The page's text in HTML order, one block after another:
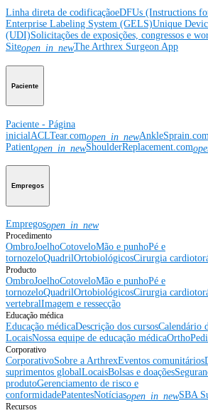
Linha direta de codificaçãoeDFUs (Instructions
Enterprise Labeling System (GELS)Unique
(UDI)Solicitações de exposições, congressos e
Siteopen_in_newThe Arthrex Surgeon App
Paciente
Paciente - Página
inicial ACLTear.comopen_in_newAnkleSprain.com
Patientopen_in_newShoulderReplacement.com
Empregos
Empregosopen_in_new
Procedimento
OmbroJoelhoCotoveloMão e punhoPé e
tornozeloQuadrilOrtobiológicosCirurgia
Producto
OmbroJoelhoCotoveloMão e punhoPé e
tornozeloQuadrilOrtobiológicosCirurgia
vertebralImagem e ressecção
Educação médica
Educação médicaDescrição dos cursosCalendário
LocaisNossa equipe de educação médica
Corporativo
CorporativoSobre a ArthrexEventos comunitários
suprimentos globalLocaisBolsas e doações
produtoGerenciamento de risco e
conformidadePatentesNotíciasopen_in_newSBA
Recursos